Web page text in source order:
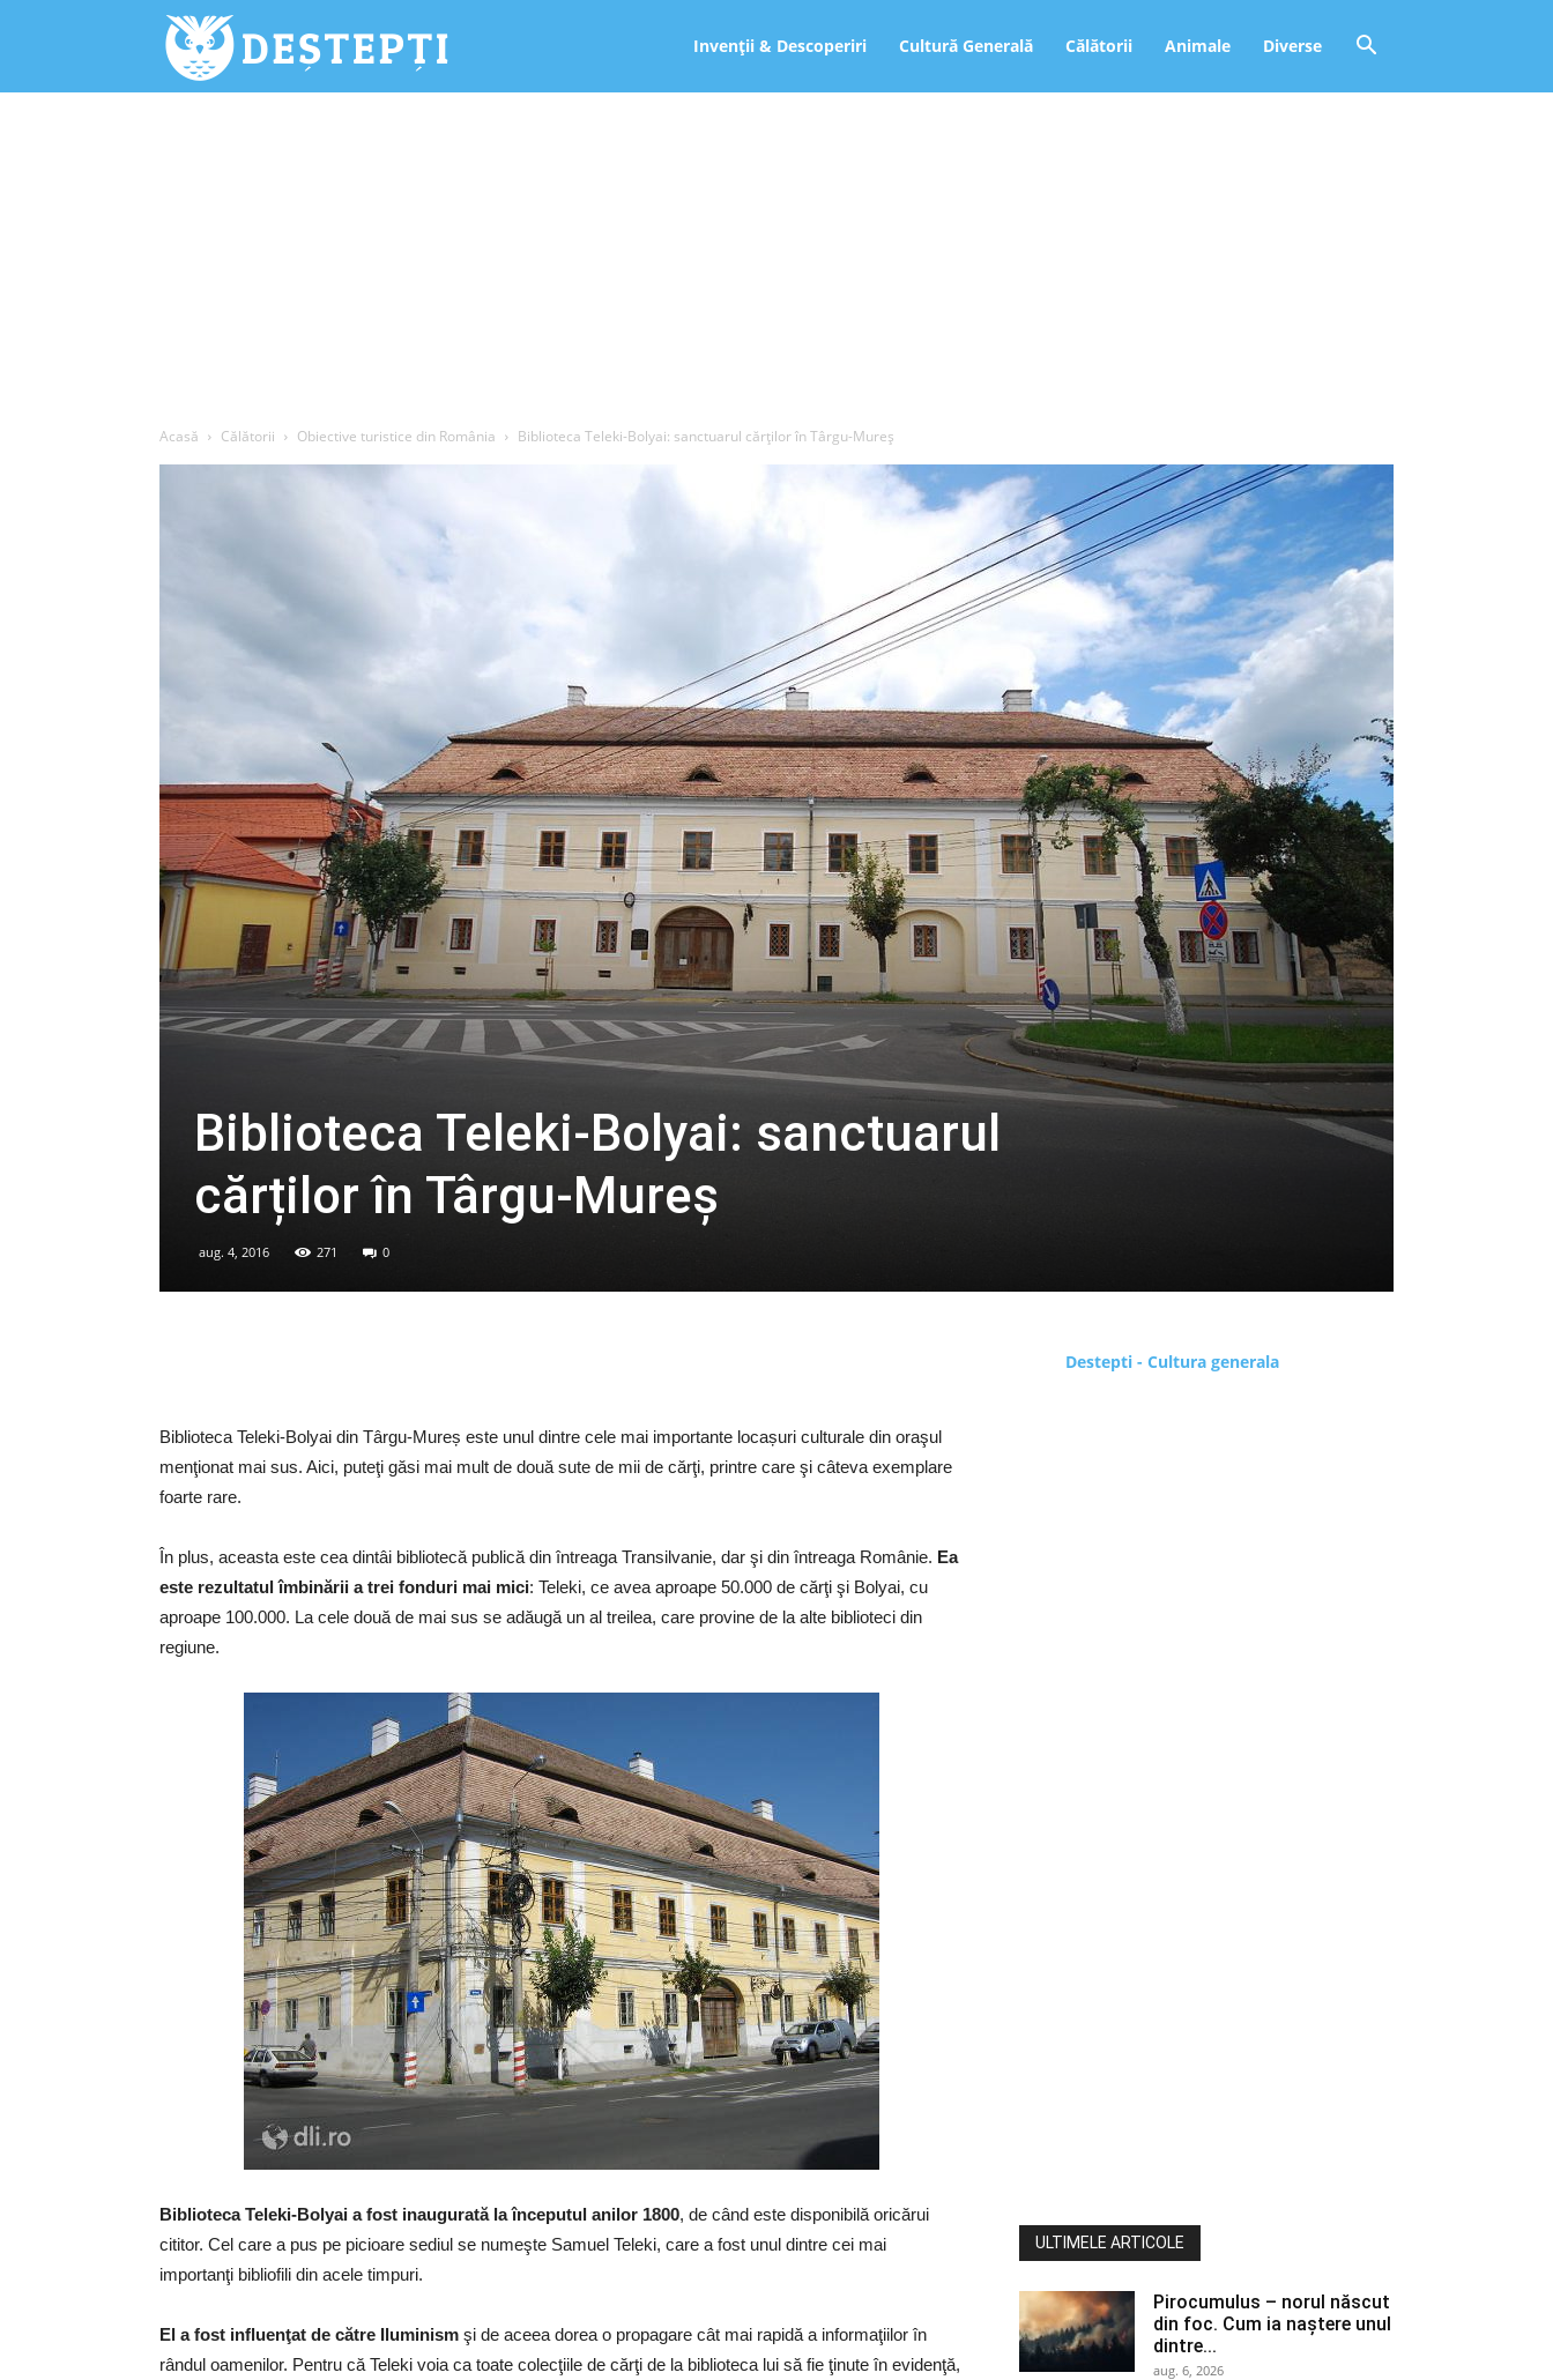
Deștepți.ro Invenții & Descoperiri Cultură Generală Călătorii Animale Diverse
Acasă Călătorii Obiective turistice din România Biblioteca Teleki-Bolyai: sanctuarul cărților în Târgu-Mureș
Biblioteca Teleki-Bolyai: sanctuarul
cărților în Târgu-Mureș
aug. 4, 2016 271 0
Biblioteca Teleki-Bolyai din Târgu-Mureș este unul dintre cele mai importante locașuri culturale din oraşul
menţionat mai sus. Aici, puteţi găsi mai mult de două sute de mii de cărţi, printre care şi câteva exemplare
foarte rare.
În plus, aceasta este cea dintâi bibliotecă publică din întreaga Transilvanie, dar şi din întreaga Românie. Ea
este rezultatul îmbinării a trei fonduri mai mici: Teleki, ce avea aproape 50.000 de cărţi şi Bolyai, cu
aproape 100.000. La cele două de mai sus se adăugă un al treilea, care provine de la alte biblioteci din
regiune.
Biblioteca Teleki-Bolyai a fost inaugurată la începutul anilor 1800, de când este disponibilă oricărui
cititor. Cel care a pus pe picioare sediul se numeşte Samuel Teleki, care a fost unul dintre cei mai
importanţi bibliofili din acele timpuri.
El a fost influenţat de către Iluminism şi de aceea dorea o propagare cât mai rapidă a informaţiilor în
rândul oamenilor. Pentru că Teleki voia ca toate colecţiile de cărţi de la biblioteca lui să fie ţinute în evidenţă,
Destepti - Cultura generala
ULTIMELE ARTICOLE
Pirocumulus – norul născut
din foc. Cum ia naștere unul
dintre...
aug. 6, 2026